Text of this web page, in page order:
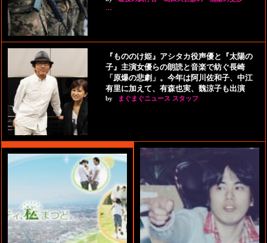
…
『もののけ姫』アシタカ役声優と『太陽の
子』主演女優らの朗読と音楽で紡ぐ長崎
「原爆の悲劇」。今年は阿川佐和子、中江
有里に加えて、有森也実、魏涼子も出演
by まぐまぐニュース スタッフ